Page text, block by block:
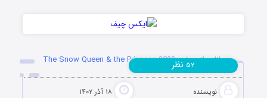
دانلود انیمیشن The Snow Queen & the Princess 2023
نویسنده ۱۸ آذر ۱۴۰۲
۵۲ نظر